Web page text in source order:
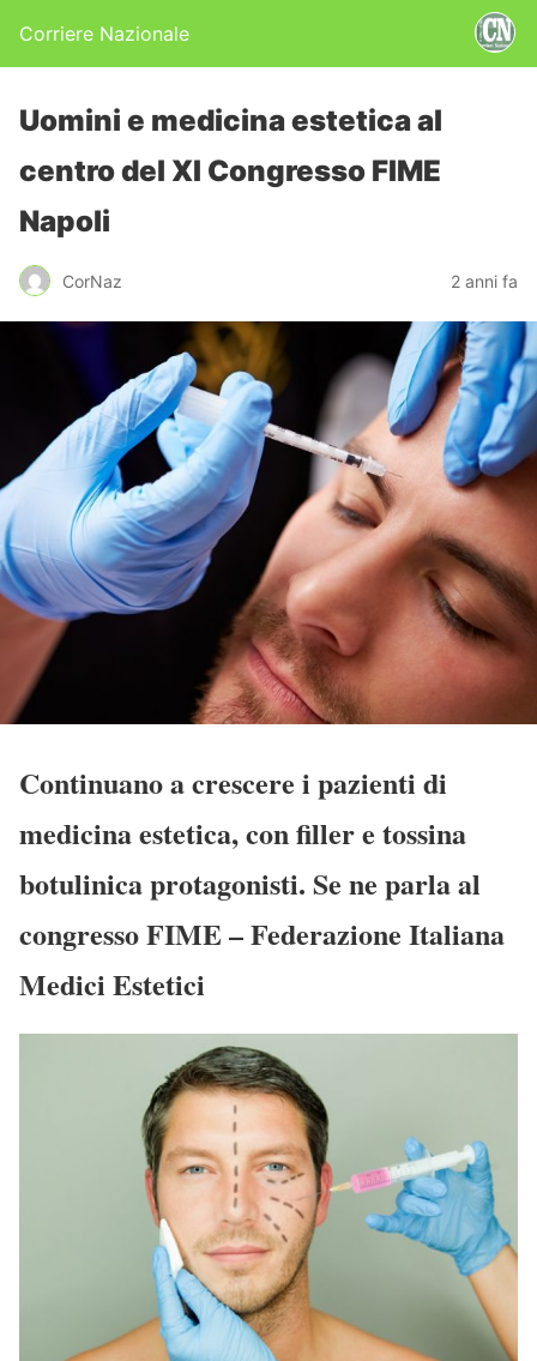
Corriere Nazionale
Uomini e medicina estetica al
centro del XI Congresso FIME
Napoli
CorNaz 2 anni fa
Continuano a crescere i pazienti di
medicina estetica, con filler e tossina
botulinica protagonisti. Se ne parla al
congresso FIME – Federazione Italiana
Medici Estetici